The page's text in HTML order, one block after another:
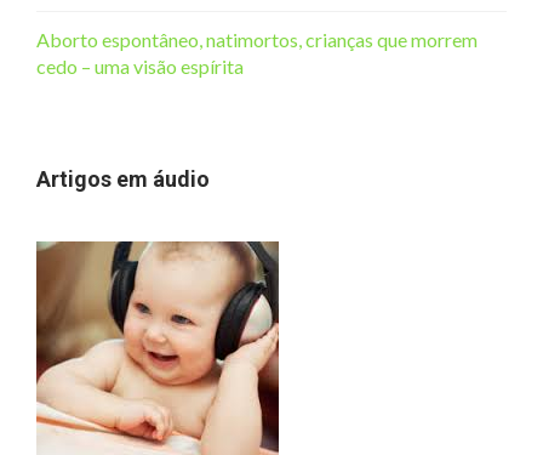
Aborto espontâneo, natimortos, crianças que morrem
cedo – uma visão espírita
Artigos em áudio